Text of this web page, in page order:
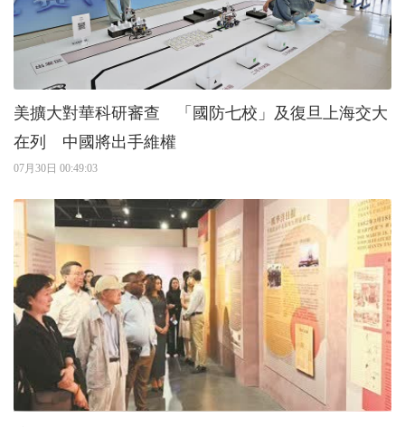
美擴大對華科研審查 「國防七校」及復旦上海交大
在列 中國將出手維權
07月30日 00:49:03